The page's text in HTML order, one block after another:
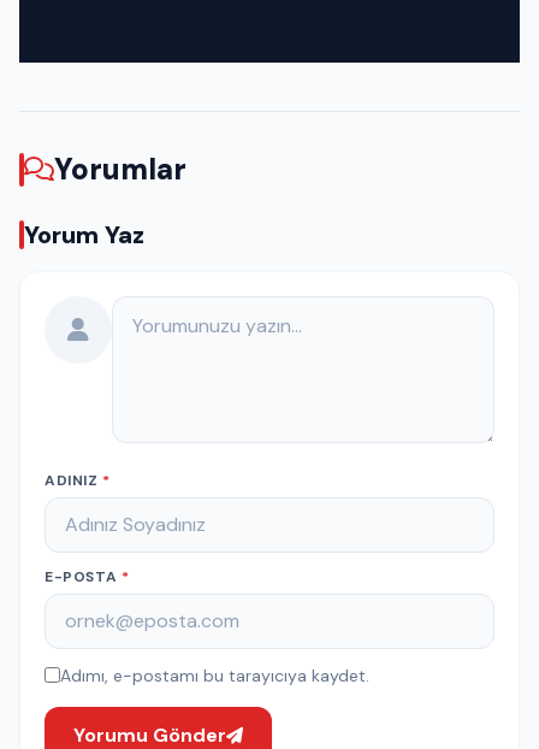
Yorumlar
Yorum Yaz
Yorumunuz
ADINIZ *
E-POSTA *
Adımı, e-postamı bu tarayıcıya kaydet.
Yorumu Gönder